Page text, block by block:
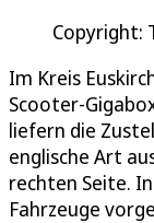
Copyright:
Im Kreis
Scooter-
liefern die
englische Art
rechten Seite.
Fahrzeuge